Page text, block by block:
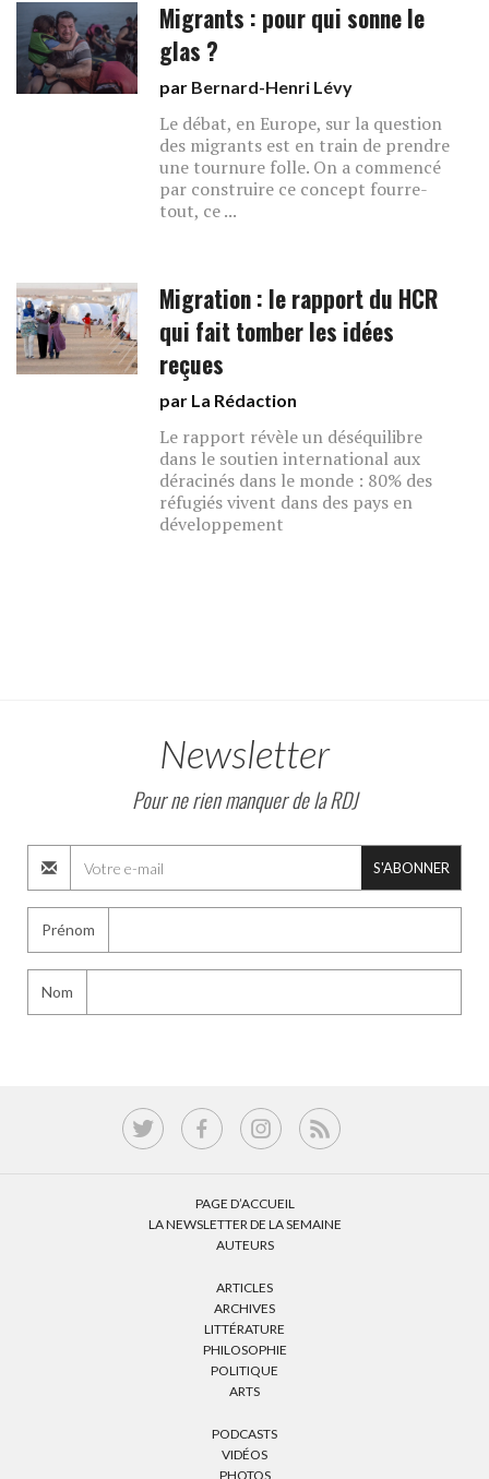
Migrants : pour qui sonne le
glas ?
par Bernard-Henri Lévy
Le débat, en Europe, sur la question
des migrants est en train de prendre
une tournure folle. On a commencé
par construire ce concept fourre-
tout, ce ...
Migration : le rapport du HCR
qui fait tomber les idées
reçues
par La Rédaction
Le rapport révèle un déséquilibre
dans le soutien international aux
déracinés dans le monde : 80% des
réfugiés vivent dans des pays en
développement
Newsletter
Pour ne rien manquer de la RDJ
S'ABONNER
Prénom
Nom
PAGE D’ACCUEIL
LA NEWSLETTER DE LA SEMAINE
AUTEURS
ARTICLES
ARCHIVES
LITTÉRATURE
PHILOSOPHIE
POLITIQUE
ARTS
PODCASTS
VIDÉOS
PHOTOS